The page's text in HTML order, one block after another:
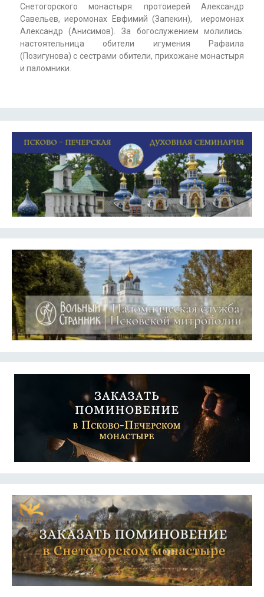
Снетогорского монастыря: протоиерей Александр
Савельев, иеромонах Евфимий (Запекин), иеромонах
Александр (Анисимов). За богослужением молились:
настоятельница обители игумения Рафаила
(Позигунова) с сестрами обители, прихожане монастыря
и паломники.